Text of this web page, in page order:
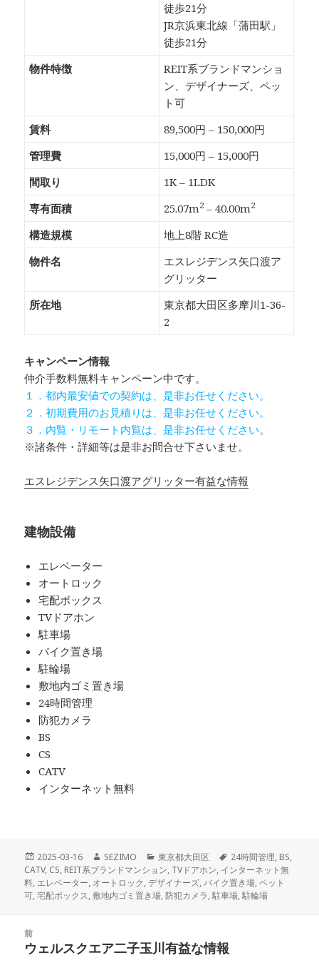
徒歩21分
JR京浜東北線「蒲田駅」
徒歩21分
物件特徴
REIT系ブランドマンショ
ン、デザイナーズ、ペッ
ト可
賃料
89,500円 – 150,000円
管理費
15,000円 – 15,000円
間取り
1K – 1LDK
専有面積
25.07m2 – 40.00m2
構造規模
地上8階 RC造
物件名
エスレジデンス矢口渡ア
グリッター
所在地
東京都大田区多摩川1-36-
2
キャンペーン情報
仲介手数料無料キャンペーン中です。
１．都内最安値での契約は、是非お任せください。
２．初期費用のお見積りは、是非お任せください。
３．内覧・リモート内覧は、是非お任せください。
※諸条件・詳細等は是非お問合せ下さいませ。
エスレジデンス矢口渡アグリッター有益な情報
建物設備
エレベーター
オートロック
宅配ボックス
TVドアホン
駐車場
バイク置き場
駐輪場
敷地内ゴミ置き場
24時間管理
防犯カメラ
BS
CS
CATV
インターネット無料
投
稿
日:
2025-03-16
作
成
者
SEZIMO
カ
テ
ゴ
リ
東京都大田区
タ
グ
24時間管理, BS,
CATV, CS, REIT系ブランドマンション, TVドアホン, インターネット無
料, エレベーター, オートロック,デザイナーズ,バイク置き場,ペット
可,宅配ボックス, 敷地内ゴミ置き場,防犯カメラ,駐車場,駐輪場
前
前
ウェルスクエア二子玉川有益な情報